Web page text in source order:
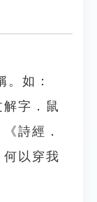
如：
解字．鼠
詩經．
以穿我